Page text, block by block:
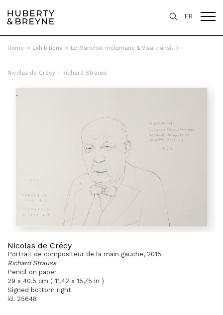
FR
Home > Exhibitions > Le Manchot mélomane & Visa transit >
Nicolas de Crécy - Richard Strauss
Nicolas de Crécy
Portrait de compositeur de la main gauche, 2015
Richard Strauss
Pencil on paper
29 x 40,5 cm ( 11,42 x 15,75 in )
Signed bottom right
id. 25648